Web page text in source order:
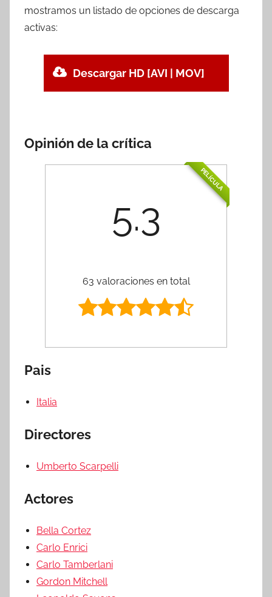
mostramos un listado de opciones de descarga
activas:
Descargar HD [AVI | MOV]
Opinión de la crítica
PELÍCULA
5.3
63 valoraciones en total
Pais
Italia
Directores
Umberto Scarpelli
Actores
Bella Cortez
Carlo Enrici
Carlo Tamberlani
Gordon Mitchell